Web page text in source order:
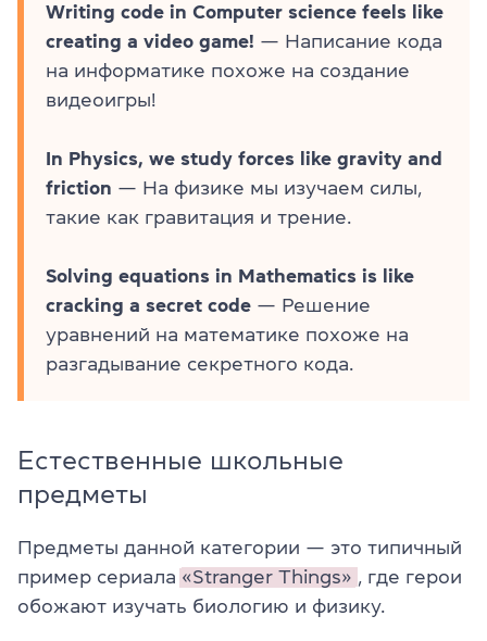
Writing code in Computer science feels like
creating a video game! — Написание кода
на информатике похоже на создание
видеоигры!
In Physics, we study forces like gravity and
friction — На физике мы изучаем силы,
такие как гравитация и трение.
Solving equations in Mathematics is like
cracking a secret code — Решение
уравнений на математике похоже на
разгадывание секретного кода.
Естественные школьные
предметы
Предметы данной категории — это типичный
пример сериала «Stranger Things»
, где герои
обожают изучать биологию и физику.